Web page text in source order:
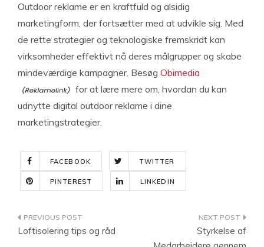
Outdoor reklame er en kraftfuld og alsidig
marketingform, der fortsætter med at udvikle sig. Med
de rette strategier og teknologiske fremskridt kan
virksomheder effektivt nå deres målgrupper og skabe
mindeværdige kampagner. Besøg Obimedia
for at lære mere om, hvordan du kan
udnytte digital outdoor reklame i dine
marketingstrategier.
FACEBOOK TWITTER
PINTEREST LINKEDIN
Indlægsnavigation
Loftisolering tips og råd
Styrkelse af